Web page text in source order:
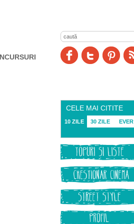
CELE MAI CITITE
10 ZILE 30 ZILE EVER